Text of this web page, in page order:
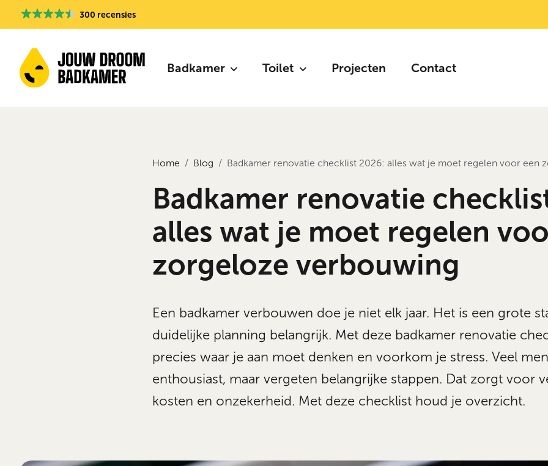
300 recensies
Badkamer Toilet Projecten Contact
Home Blog Badkamer renovatie checklist 2026: alles wat je moet regelen voor een
Badkamer renovatie
alles wat je moet regelen
zorgeloze verbouwing
Een badkamer verbouwen doe je niet elk jaar. Het is een grote
duidelijke planning belangrijk. Met deze badkamer renovatie
precies waar je aan moet denken en voorkom je stress. Veel
enthousiast, maar vergeten belangrijke stappen. Dat zorgt voor
kosten en onzekerheid. Met deze checklist houd je overzicht.